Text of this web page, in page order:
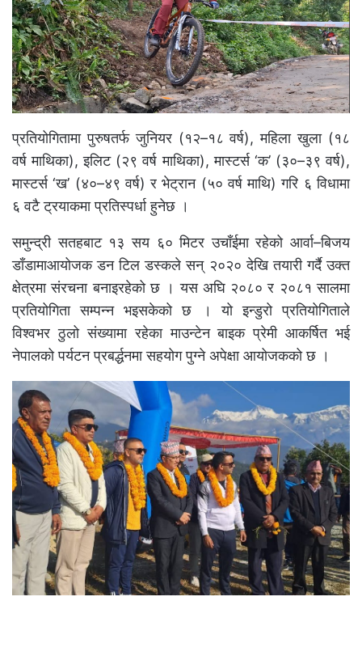
प्रतियोगितामा पुरुषतर्फ जुनियर (१२–१८ वर्ष), महिला खुला (१८
वर्ष माथिका), इलिट (२९ वर्ष माथिका), मास्टर्स ‘क’ (३०–३९ वर्ष),
मास्टर्स ‘ख’ (४०–४९ वर्ष) र भेट्रान (५० वर्ष माथि) गरि ६ विधामा
६ वटै ट्रयाकमा प्रतिस्पर्धा हुनेछ ।
समुन्द्री सतहबाट १३ सय ६० मिटर उचाँईमा रहेको आर्वा–बिजय
डाँडामाआयोजक डन टिल डस्कले सन् २०२० देखि तयारी गर्दै उक्त
क्षेत्रमा संरचना बनाइरहेको छ । यस अघि २०८० र २०८१ सालमा
प्रतियोगिता सम्पन्न भइसकेको छ । यो इन्डुरो प्रतियोगिताले
विश्वभर ठुलो संख्यामा रहेका माउन्टेन बाइक प्रेमी आकर्षित भई
नेपालको पर्यटन प्रबर्द्धनमा सहयोग पुग्ने अपेक्षा आयोजकको छ ।